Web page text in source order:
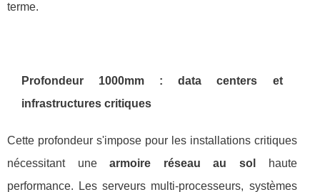
terme.
Profondeur 1000mm : data centers et
infrastructures critiques
Cette profondeur s'impose pour les installations critiques
nécessitant unearmoire réseau au sol
haute
performance. Les serveurs multi-processeurs, systèmes